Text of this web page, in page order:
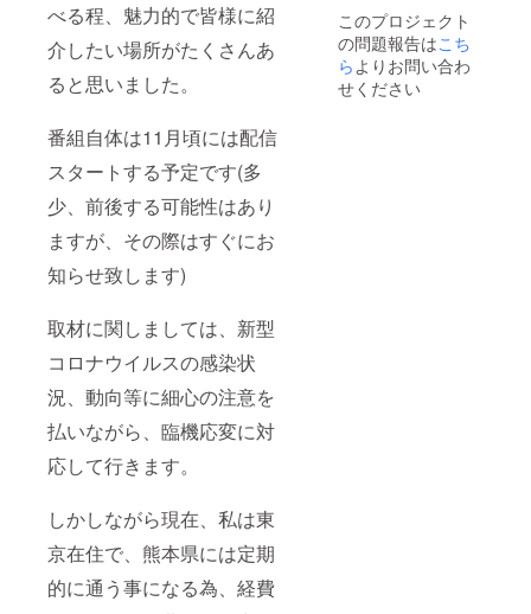
べる程、魅力的で皆様に紹
介したい場所がたくさんあ
ると思いました。
番組自体は11月頃には配信
スタートする予定です(多
少、前後する可能性はあり
ますが、その際はすぐにお
知らせ致します)
取材に関しましては、新型
コロナウイルスの感染状
況、動向等に細心の注意を
払いながら、臨機応変に対
応して行きます。
しかしながら現在、私は東
京在住で、熊本県には定期
的に通う事になる為、経費
行しま
す。 ※
面会は
公共の
場とな
Aおよび
スタッ
フの交
通費を
別途ご
す） ※
会場：
後日詳
細をお
しらせ
このプロジェクト
の問題報告はこち
ら よりお問い合わ
せください